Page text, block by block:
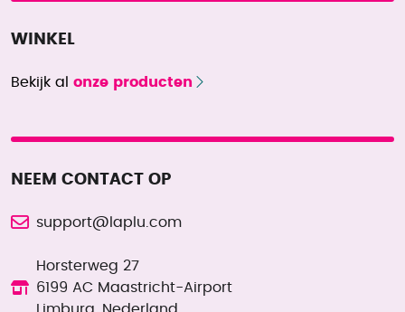
WINKEL
Bekijk al onze producten
NEEM CONTACT OP
support@laplu.com
Horsterweg 27
6199 AC Maastricht-Airport
Limburg, Nederland